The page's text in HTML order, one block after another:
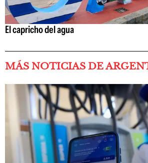
El capricho del agua
MÁS NOTICIAS DE